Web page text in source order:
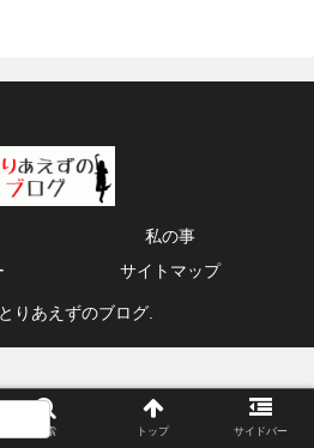
私の事
サイトマップ
りあえずのブログ.
検索 トップ サイドバー